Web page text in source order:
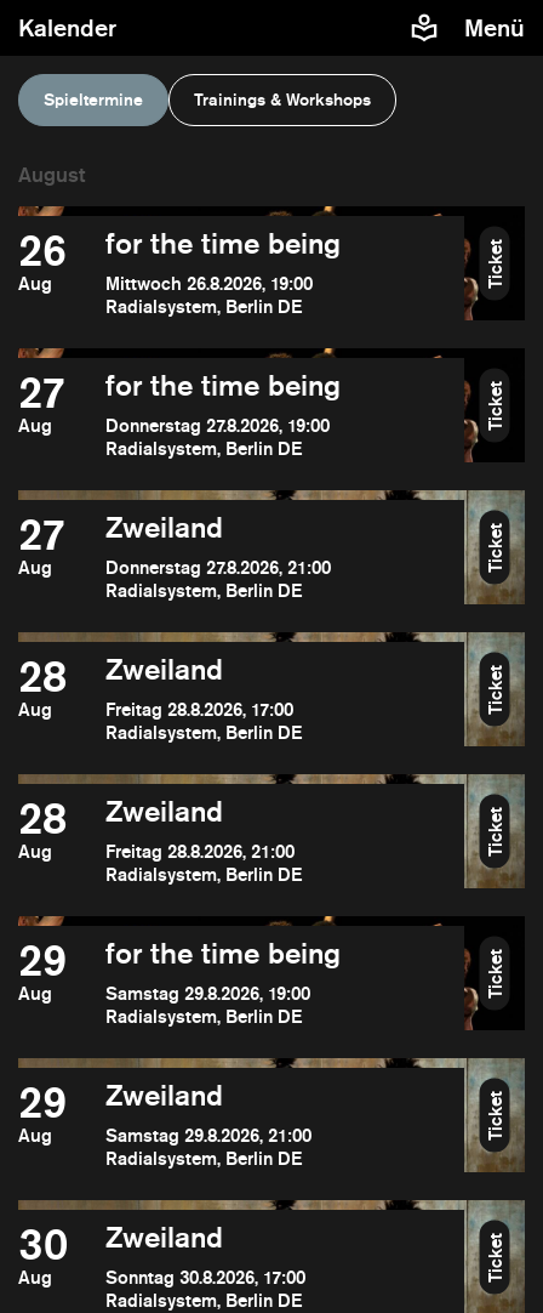
Kalender Menü
Spieltermine Trainings & Workshops
26
Aug
for the time being
Mittwoch 26.8.2026, 19:00
Radialsystem, Berlin DE
Ticket
27
Aug
for the time being
Donnerstag 27.8.2026, 19:00
Radialsystem, Berlin DE
Ticket
27
Aug
Zweiland
Donnerstag 27.8.2026, 21:00
Radialsystem, Berlin DE
Ticket
28
Aug
Zweiland
Freitag 28.8.2026, 17:00
Radialsystem, Berlin DE
Ticket
28
Aug
Zweiland
Freitag 28.8.2026, 21:00
Radialsystem, Berlin DE
Ticket
29
Aug
for the time being
Samstag 29.8.2026, 19:00
Radialsystem, Berlin DE
Ticket
29
Aug
Zweiland
Samstag 29.8.2026, 21:00
Radialsystem, Berlin DE
Ticket
30
Aug
Zweiland
Sonntag 30.8.2026, 17:00
Radialsystem, Berlin DE
Ticket